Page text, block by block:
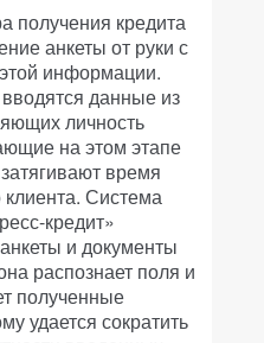
получения кредита
анкеты от руки с
информации.
данные из
личность
на этом этапе
время
Система
кредит»
и документы
распознает поля и
полученные
удается сократить